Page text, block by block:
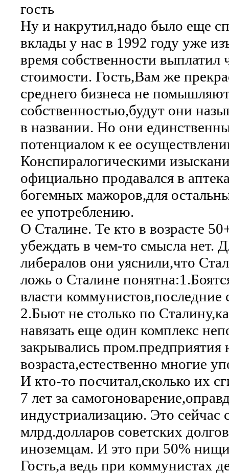
гость
Ну и накрутил,надо было еще
вклады у нас в 1992 году уже
время собственности
стоимости. Гость,Вам же
среднего бизнеса не
собственностью,будут они
в названии. Но они
потенциалом к ее
Конспиралогическими
официально продавался в
богемных мажоров,для
ее употреблению.
О Сталине. Те кто в возрасте
убеждать в чем-то смысла нет.
либералов они уяснили,что
ложь о Сталине
власти
2.Бьют не столько по
навязать еще один комплекс
закрывались пром.предприятия
возраста,естественно многие
И кто-то посчитал,сколько их
7 лет за
индустриализацию. Это сейчас
млрд.долларов советских
иноземцам. И это при 50%
Гость,а ведь при коммунистах